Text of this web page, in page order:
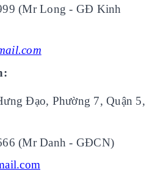
(Mr Long - GĐ Kinh
Đạo, Phường 7, Quận 5,
(Mr Danh - GĐCN)